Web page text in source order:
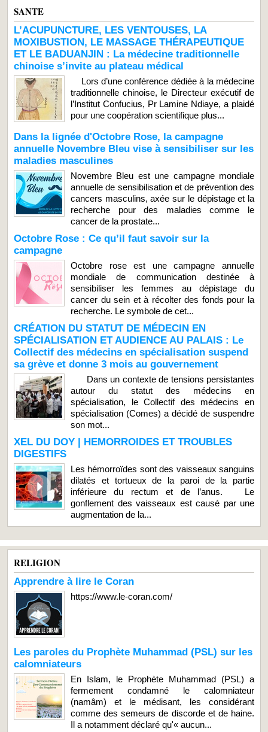
SANTE
L’ACUPUNCTURE, LES VENTOUSES, LA
MOXIBUSTION, LE MASSAGE THÉRAPEUTIQUE
ET LE BADUANJIN : La médecine traditionnelle
chinoise s’invite au plateau médical
Lors d’une conférence dédiée à la médecine
traditionnelle chinoise, le Directeur exécutif de
l’Institut Confucius, Pr Lamine Ndiaye, a plaidé
pour une coopération scientifique plus...
Dans la lignée d'Octobre Rose, la campagne
annuelle Novembre Bleu vise à sensibiliser sur les
maladies masculines
Novembre Bleu est une campagne mondiale
annuelle de sensibilisation et de prévention des
cancers masculins, axée sur le dépistage et la
recherche pour des maladies comme le
cancer de la prostate...
Octobre Rose : Ce qu’il faut savoir sur la
campagne
Octobre rose est une campagne annuelle
mondiale de communication destinée à
sensibiliser les femmes au dépistage du
cancer du sein et à récolter des fonds pour la
recherche. Le symbole de cet...
CRÉATION DU STATUT DE MÉDECIN EN
SPÉCIALISATION ET AUDIENCE AU PALAIS : Le
Collectif des médecins en spécialisation suspend
sa grève et donne 3 mois au gouvernement
Dans un contexte de tensions persistantes
autour du statut des médecins en
spécialisation, le Collectif des médecins en
spécialisation (Comes) a décidé de suspendre
son mot...
XEL DU DOY | HEMORROIDES ET TROUBLES
DIGESTIFS
Les hémorroïdes sont des vaisseaux sanguins
dilatés et tortueux de la paroi de la partie
inférieure du rectum et de l’anus. Le
gonflement des vaisseaux est causé par une
augmentation de la...
RELIGION
Apprendre à lire le Coran
https://www.le-coran.com/
Les paroles du Prophète Muhammad (PSL) sur les
calomniateurs
En Islam, le Prophète Muhammad (PSL) a
fermement condamné le calomniateur
(namâm) et le médisant, les considérant
comme des semeurs de discorde et de haine.
Il a notamment déclaré qu'« aucun...